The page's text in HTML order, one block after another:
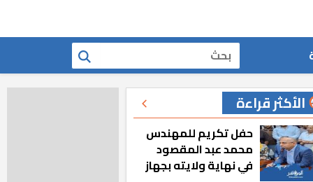
بحث
الأكثر قراءة
حفل تكريم للمهندس
محمد عبد المقصود
في نهاية ولايته بجهاز